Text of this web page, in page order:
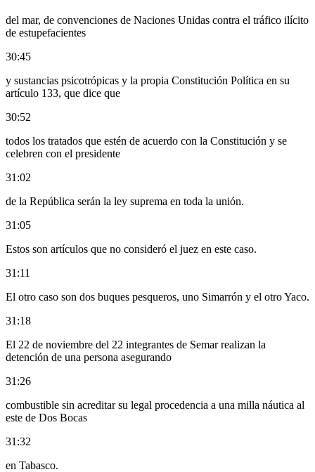
del mar, de convenciones de Naciones Unidas contra el tráfico ilícito
de estupefacientes
30:45
y sustancias psicotrópicas y la propia Constitución Política en su
artículo 133, que dice que
30:52
todos los tratados que estén de acuerdo con la Constitución y se
celebren con el presidente
31:02
de la República serán la ley suprema en toda la unión.
31:05
Estos son artículos que no consideró el juez en este caso.
31:11
El otro caso son dos buques pesqueros, uno Simarrón y el otro Yaco.
31:18
El 22 de noviembre del 22 integrantes de Semar realizan la
detención de una persona asegurando
31:26
combustible sin acreditar su legal procedencia a una milla náutica al
este de Dos Bocas
31:32
en Tabasco.